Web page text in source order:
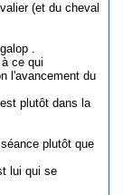
(et du cheval
.
ce qui
l'avancement du
plutôt dans la
plutôt que
lui qui se